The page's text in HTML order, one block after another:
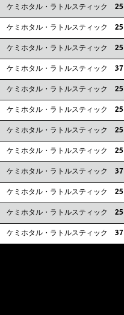
ケミホタル・ラトルスティック 25
ケミホタル・ラトルスティック 25
ケミホタル・ラトルスティック 25
ケミホタル・ラトルスティック 37
ケミホタル・ラトルスティック 25
ケミホタル・ラトルスティック 25
ケミホタル・ラトルスティック 25
ケミホタル・ラトルスティック 25
ケミホタル・ラトルスティック 37
ケミホタル・ラトルスティック 25
ケミホタル・ラトルスティック 25
ケミホタル・ラトルスティック 37